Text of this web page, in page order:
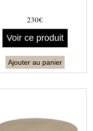
230€
Voir ce produit
Ajouter au panier